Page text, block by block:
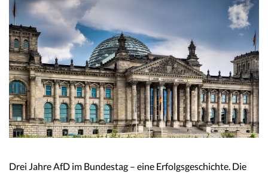
Drei Jahre AfD im Bundestag – eine Erfolgsgeschichte. Die